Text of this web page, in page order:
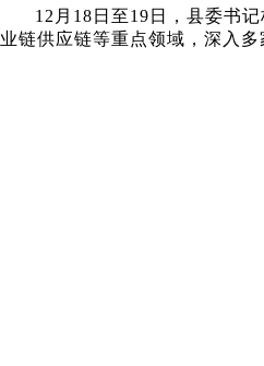
12月18日至19日，县委书
业链供应链等重点领域，深入多